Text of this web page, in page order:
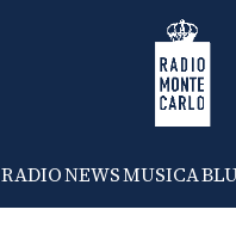
Radio
RADIONEWSMUSICA